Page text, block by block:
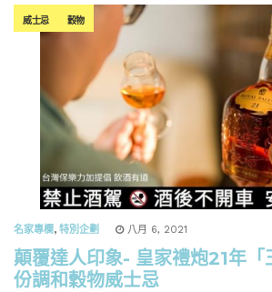
威士忌 穀物
名家專欄, 特別企劃 八月 6, 2021
顛覆達人印象- 皇家禮炮21年「
份調和穀物威士忌